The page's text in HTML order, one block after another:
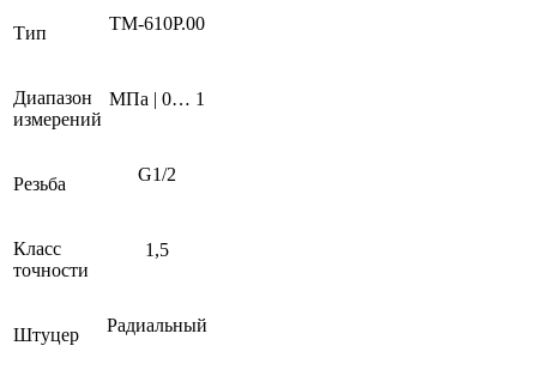
Тип ТМ-610Р.00
Диапазон
измерений
МПа | 0… 1
Резьба G1/2
Класс
точности
1,5
Штуцер Радиальный